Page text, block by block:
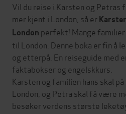
Vil du reise i Karsten og
mer kjent i London, så er
London perfekt! Mange familier
til London. Denne boka er fin å
og etterpå. En reiseguide med
faktabokser og engelskkurs.
Karsten og familien hans skal
London, og Petra skal få være
besøker verdens største